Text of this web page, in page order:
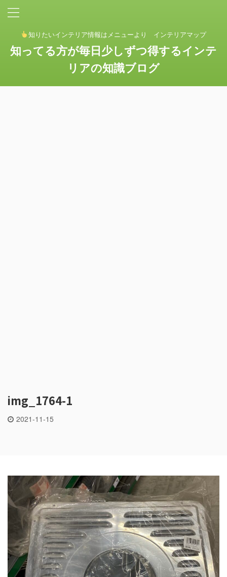
知りたいインテリア情報はメニューより インテリアマップ
知ってる方が毎日少しずつ得するインテ
リアの知識ブログ
img_1764-1
2021-11-15